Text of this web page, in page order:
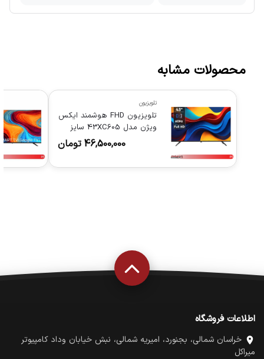
محصولات مشابه
تلویزیون
تلویزیون FHD هوشمند ایکس
ویژن مدل 43XC605 سایز
46,500,000 تومان
اطلاعات فروشگاه
خراسان شمالی، بجنورد، امیریه شمالی، نبش خیابان وداد کامپیوتر
میراکل